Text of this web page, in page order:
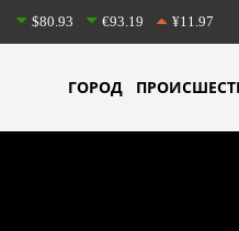
$80.93 €93.19 ¥11.97
ГОРОД